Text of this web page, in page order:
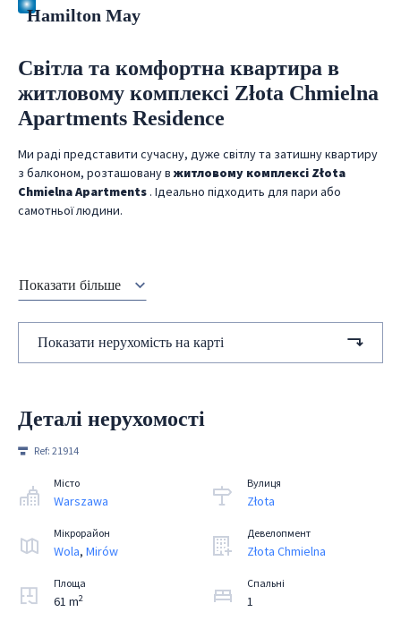
Hamilton May
Світла та комфортна квартира в
житловому комплексі Złota Chmielna
Apartments Residence
Ми раді представити сучасну, дуже світлу та затишну квартиру
з балконом, розташовану вжитловому комплексі Złota
Chmielna Apartments . Ідеально підходить для пари або
самотньої людини.
Показати більше
Показати нерухомість на карті
Деталі нерухомості
Ref: 21914
Місто
Warszawa
Вулиця
Złota
Мікрорайон
Wola, Mirów
Девелопмент
Złota Chmielna
Площа
61 m2
Спальні
1